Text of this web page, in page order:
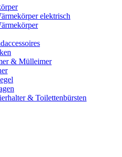
elektrisch
& Mülleimer
& Toilettenbürsten